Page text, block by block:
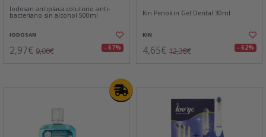
Iodosan antiplaca colutorio anti-
bacteriano sin alcohol 500ml
IODOSAN
2,97€ 9,00€ - 67%
Kin Periokin Gel Dental 30ml
KIN
4,65€ 12,38€ - 62%